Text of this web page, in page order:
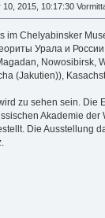
10, 2015, 10:17:30
im Chelyabinsker
Урала и
Nowosibirsk,
(Jakutien)),
zu sehen sein. Die
Akademie der
Die Ausstellung